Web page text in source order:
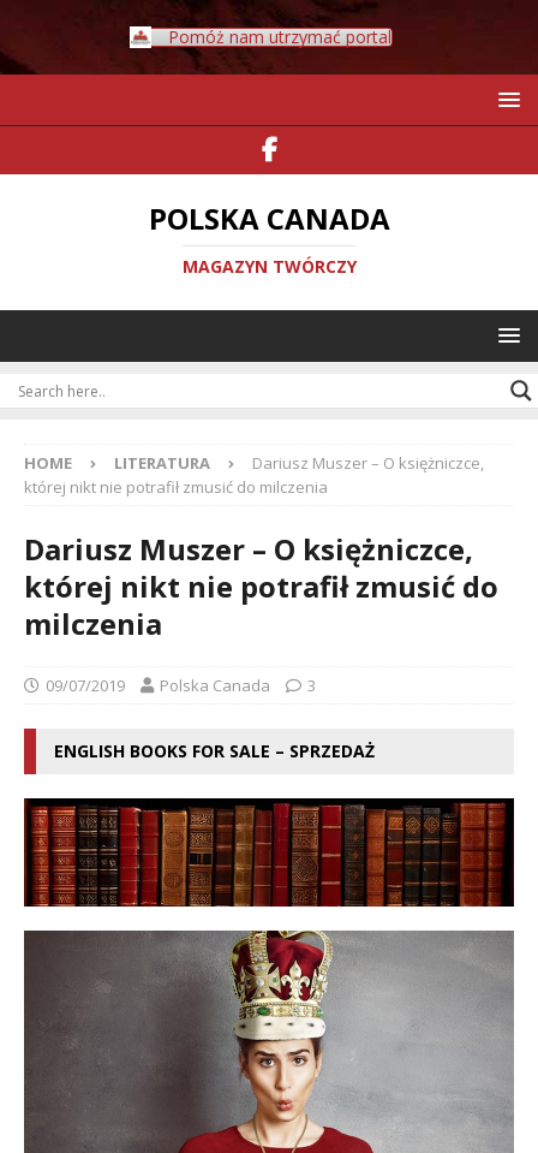
Pomóż nam utrzymać portal
POLSKA CANADA
MAGAZYN TWÓRCZY
HOME LITERATURA
Dariusz Muszer – O księżniczce,
której nikt nie potrafił zmusić do milczenia
Dariusz Muszer – O księżniczce,
której nikt nie potrafił zmusić do
milczenia
09/07/2019 Polska Canada 3
ENGLISH BOOKS FOR SALE – SPRZEDAŻ